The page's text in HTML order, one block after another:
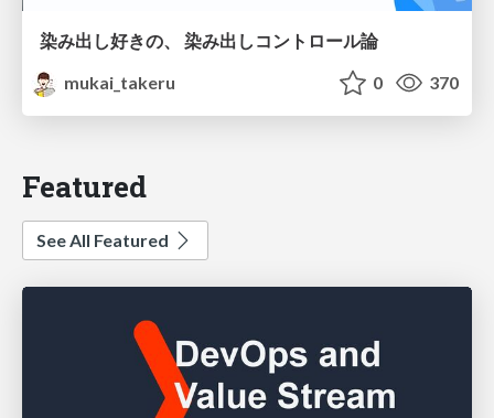
染み出し好きの、 染み出しコントロール論
mukai_takeru
0 370
Featured
See All Featured